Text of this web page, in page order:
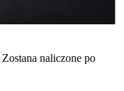
Zostana naliczone po